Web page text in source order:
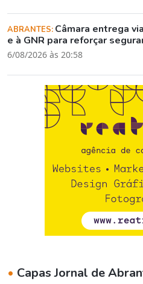
ABRANTES: Câmara entrega
e à GNR para reforçar
6/08/2026 às 20:58
• Capas Jornal de